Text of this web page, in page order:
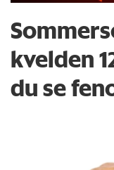
kvelden
du se